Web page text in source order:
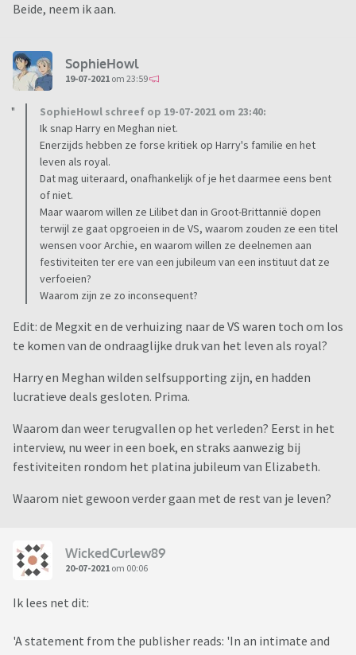
Beide, neem ik aan.
SophieHowl
19-07-2021 om 23:59
SophieHowl schreef op 19-07-2021 om 23:40:
Ik snap Harry en Meghan niet.
Enerzijds hebben ze forse kritiek op Harry's familie en het
leven als royal.
Dat mag uiteraard, onafhankelijk of je het daarmee eens bent
of niet.
Maar waarom willen ze Lilibet dan in Groot-Brittannië dopen
terwijl ze gaat opgroeien in de VS, waarom zouden ze een titel
wensen voor Archie, en waarom willen ze deelnemen aan
festiviteiten ter ere van een jubileum van een instituut dat ze
verfoeien?
Waarom zijn ze zo inconsequent?
Edit: de Megxit en de verhuizing naar de VS waren toch om los
te komen van de ondraaglijke druk van het leven als royal?
Harry en Meghan wilden selfsupporting zijn, en hadden
lucratieve deals gesloten. Prima.
Waarom dan weer terugvallen op het verleden? Eerst in het
interview, nu weer in een boek, en straks aanwezig bij
festiviteiten rondom het platina jubileum van Elizabeth.
Waarom niet gewoon verder gaan met de rest van je leven?
WickedCurlew89
20-07-2021 om 00:06
Ik lees net dit:
'A statement from the publisher reads: 'In an intimate and